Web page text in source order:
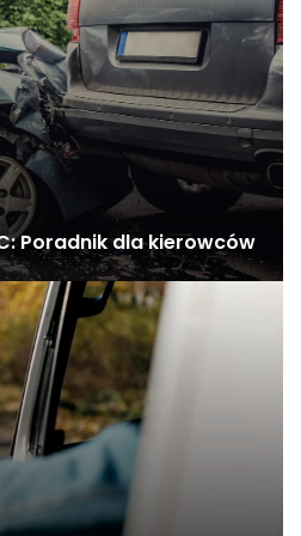
Poradnik dla kierowców